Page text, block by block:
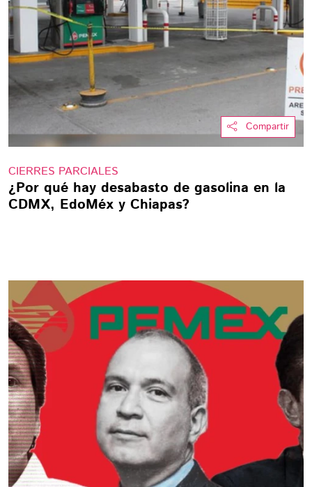
Compartir
CIERRES PARCIALES
¿Por qué hay desabasto de gasolina en la
CDMX, EdoMéx y Chiapas?